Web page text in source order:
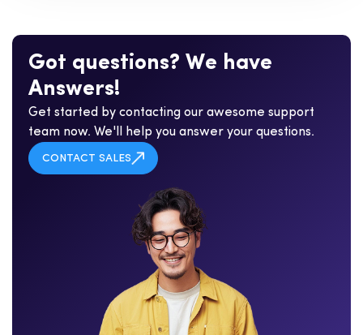
Got questions? We have
Answers!
Get started by contacting our awesome support
team now. We'll help you answer your questions.
CONTACT SALES